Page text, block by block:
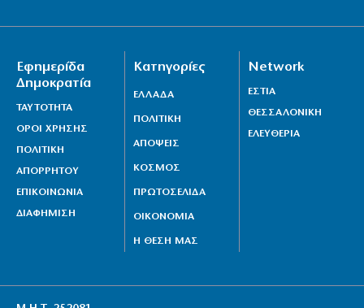
Εφημερίδα
Δημοκρατία
ΤΑΥΤΟΤΗΤΑ
ΟΡΟΙ ΧΡΗΣΗΣ
ΠΟΛΙΤΙΚΗ
ΑΠΟΡΡΗΤΟΥ
ΕΠΙΚΟΙΝΩΝΙΑ
ΔΙΑΦΗΜΙΣΗ
Κατηγορίες
ΕΛΛΑΔΑ
ΠΟΛΙΤΙΚΗ
ΑΠΟΨΕΙΣ
ΚΟΣΜΟΣ
ΠΡΩΤΟΣΕΛΙΔΑ
ΟΙΚΟΝΟΜΙΑ
Η ΘΕΣΗ ΜΑΣ
Network
ΕΣΤΙΑ
ΘΕΣΣΑΛΟΝΙΚΗ
ΕΛΕΥΘΕΡΙΑ